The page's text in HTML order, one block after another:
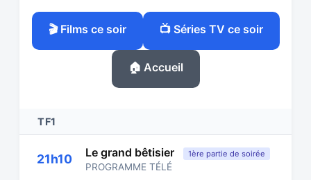
🎬 Films ce soir 📺 Séries TV ce soir
🏠 Accueil
TF1
21h10 Le grand bêtisier 1ère partie de soirée
PROGRAMME TÉLÉ